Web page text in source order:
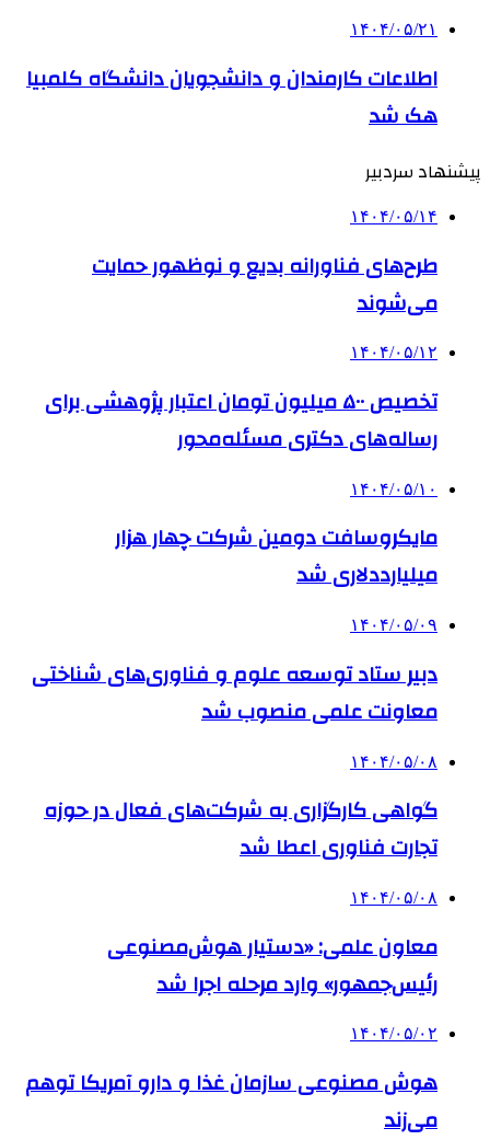
۱۴۰۴/۰۵/۲۱
اطلاعات کارمندان و دانشجویان دانشگاه کلمبیا
هک شد
پیشنهاد سردبیر
۱۴۰۴/۰۵/۱۴
طرح‌های فناورانه بدیع و نوظهور حمایت
می‌شوند
۱۴۰۴/۰۵/۱۲
تخصیص ۵۰۰ میلیون تومان اعتبار پژوهشی برای
رساله‌های دکتری مسئله‌محور
۱۴۰۴/۰۵/۱۰
مایکروسافت دومین شرکت چهار هزار
میلیارددلاری شد
۱۴۰۴/۰۵/۰۹
دبیر ستاد توسعه علوم و فناوری‌های شناختی
معاونت علمی منصوب شد
۱۴۰۴/۰۵/۰۸
گواهی کارگزاری به شرکت‌های فعال در حوزه
تجارت فناوری اعطا شد
۱۴۰۴/۰۵/۰۸
معاون علمی: «دستیار هوش‌مصنوعی
رئیس‌جمهور» وارد مرحله اجرا شد
۱۴۰۴/۰۵/۰۲
هوش مصنوعی سازمان غذا و دارو آمریکا توهم
می‌زند